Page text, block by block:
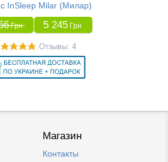
InSleep Milar (Милар)
Грн 5 245 Грн
Отзывы: 4
Магазин
Контакты